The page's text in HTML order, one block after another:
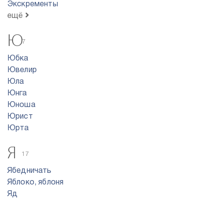
Экскременты
ещё
Ю7
Юбка
Ювелир
Юла
Юнга
Юноша
Юрист
Юрта
Я 17
Ябедничать
Яблоко, яблоня
Яд